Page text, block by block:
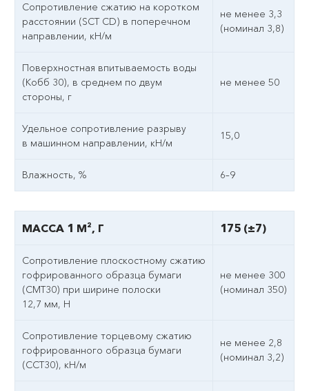
Сопротивление сжатию на коротком
расстоянии (SCT CD) в поперечном
направлении, кН/м
не менее 3,3
(номинал 3,8)
Поверхностная впитываемость воды
(Кобб 30), в среднем по двум
стороны, г
не менее 50
Удельное сопротивление разрыву
в машинном направлении, кН/м
15,0
Влажность, % 6–9
МАССА 1 М², Г 175 (±7)
Сопротивление плоскостному сжатию
гофрированного образца бумаги
(СМТ30) при ширине полоски
12,7 мм, Н
не менее 300
(номинал 350)
Сопротивление торцевому сжатию
гофрированного образца бумаги
(ССТ30), кН/м
не менее 2,8
(номинал 3,2)